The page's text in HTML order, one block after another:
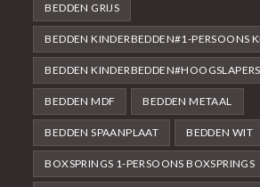
BEDDEN GRIJS
BEDDEN KINDERBEDDEN#1-PERSOONS
BEDDEN KINDERBEDDEN#HOOGSLAPERS
BEDDEN MDF BEDDEN METAAL
BEDDEN SPAANPLAAT BEDDEN WIT
BOXSPRINGS 1-PERSOONS BOXSPRINGS